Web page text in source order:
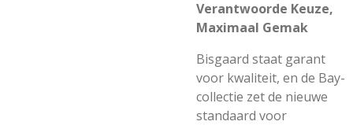
Verantwoorde Keuze,
Maximaal Gemak
Bisgaard staat garant
voor kwaliteit, en de Bay-
collectie zet de nieuwe
standaard voor